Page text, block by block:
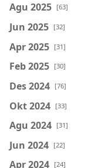
Agu 2025 [63]
Jun 2025 [32]
Apr 2025 [31]
Feb 2025 [30]
Des 2024 [76]
Okt 2024 [33]
Agu 2024 [31]
Jun 2024 [22]
Apr 2024 [24]